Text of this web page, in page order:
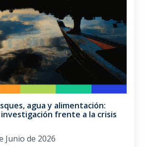
agua y alimentación:
frente a la crisis
Junio de 2026